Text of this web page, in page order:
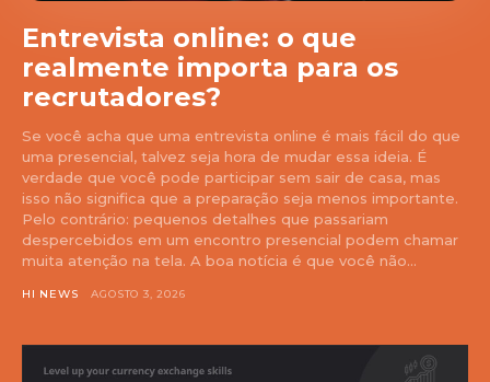
Entrevista online: o que
realmente importa para os
recrutadores?
Se você acha que uma entrevista online é mais fácil do que
uma presencial, talvez seja hora de mudar essa ideia. É
verdade que você pode participar sem sair de casa, mas
isso não significa que a preparação seja menos importante.
Pelo contrário: pequenos detalhes que passariam
despercebidos em um encontro presencial podem chamar
muita atenção na tela. A boa notícia é que você não...
HI NEWS AGOSTO 3, 2026